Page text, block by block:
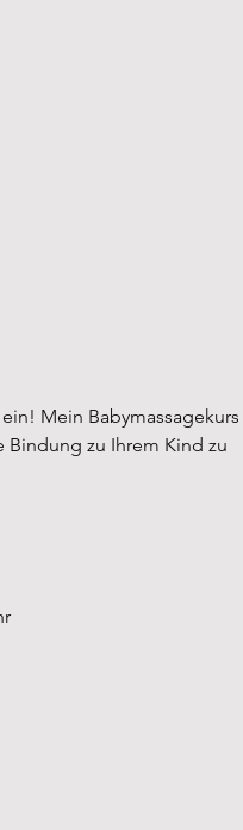
Mein Babymassagekurs
zu Ihrem Kind zu